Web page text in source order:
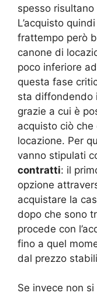
spesso
L’acquisto
frattempo però
canone di
poco inferiore
questa fase
sta diffondendo
grazie a cui è
acquisto ciò
locazione. Per
vanno stipulati
contratti: il
opzione
acquistare la
dopo che sono
procede con
fino a quel
dal prezzo
Se invece non si